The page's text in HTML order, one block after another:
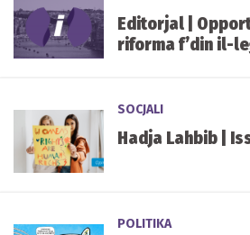
Editorjal |
riforma f’din il-
SOCJALI
Hadja Lahbib |
POLITIKA